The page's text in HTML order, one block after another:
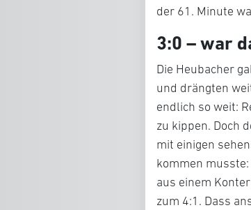
der 61. Minute
3:0 – war
Die Heubacher
und drängten
endlich so weit:
zu kippen. Doch
mit einigen
kommen
aus einem
zum 4:1. Dass